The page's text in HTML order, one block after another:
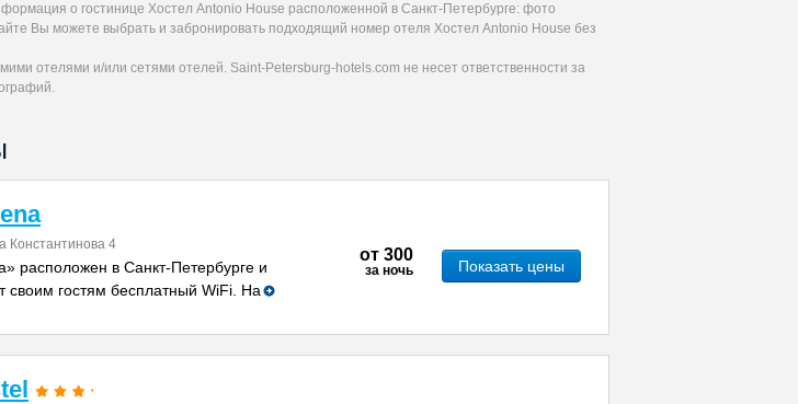
о гостинице Хостел Antonio House расположенной в Санкт-Петербурге: фото
Вы можете выбрать и забронировать подходящий номер отеля Хостел Antonio House без
отелями и/или сетями отелей. Saint-Petersburg-hotels.com не несет ответственности за
Константинова 4
расположен в Санкт-Петербурге и
своим гостям бесплатный WiFi. На
от 300
за ночь Показать цены